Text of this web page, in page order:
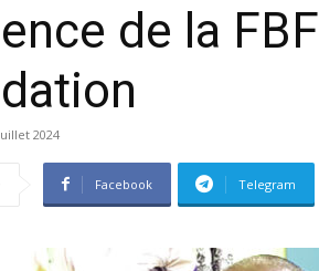
de la
2024
Facebook Telegram